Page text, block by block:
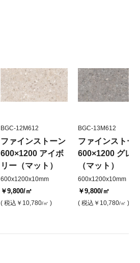
BGC-12M612
ファインストーン
600×1200 アイボ
リー（マット）
600x1200x10mm
￥9,800/㎡
( 税込 ￥10,780/㎡ )
BGC-13M612
ファインストー
600×1200 グレ
（マット）
600x1200x10mm
￥9,800/㎡
( 税込 ￥10,780/㎡ )